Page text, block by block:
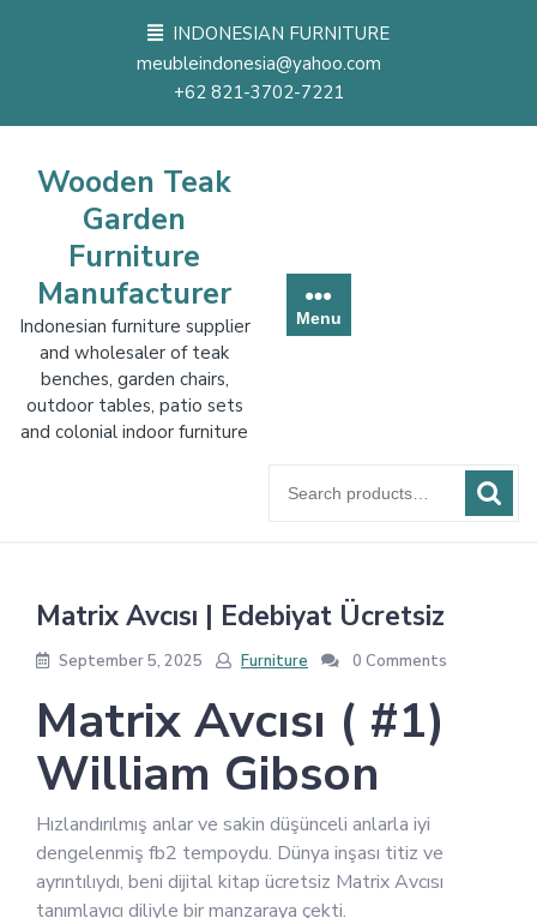
INDONESIAN FURNITURE
meubleindonesia@yahoo.com
+62 821-3702-7221
Wooden Teak
Garden
Furniture
Manufacturer
Indonesian furniture supplier
and wholesaler of teak
benches, garden chairs,
outdoor tables, patio sets
and colonial indoor furniture
Menu
for:
Matrix Avcısı | Edebiyat Ücretsiz
September 5, 2025 Furniture 0 Comments
Matrix Avcısı ( #1)
William Gibson
Hızlandırılmış anlar ve sakin düşünceli anlarla iyi
dengelenmiş fb2 tempoydu. Dünya inşası titiz ve
ayrıntılıydı, beni dijital kitap ücretsiz Matrix Avcısı
tanımlayıcı diliyle bir manzaraya çekti.